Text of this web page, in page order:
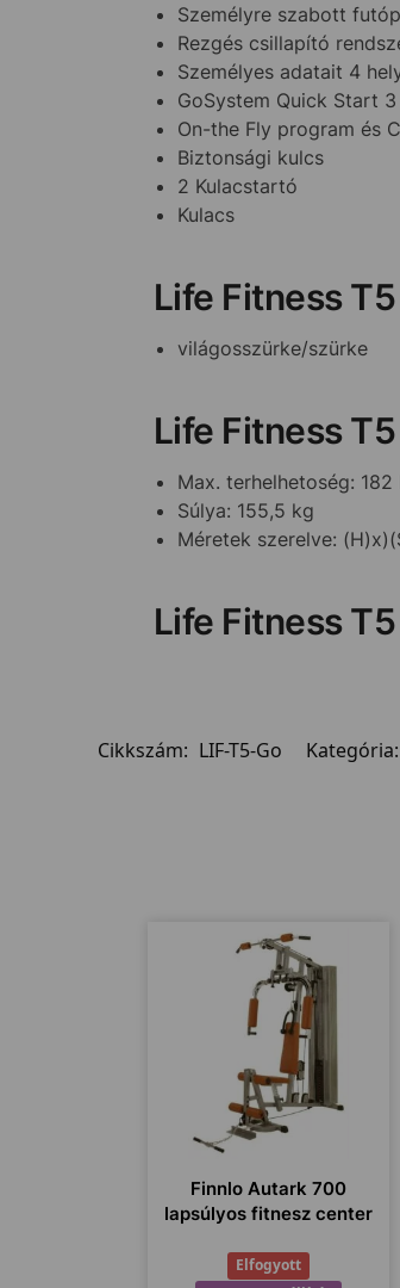
Személyre szabott
Rezgés csillapító
Személyes adatait 4
GoSystem Quick Start
On-the Fly program és
Biztonsági kulcs
2 Kulacstartó
Kulacs
Life Fitness
világosszürke/szürke
Life Fitness
Max. terhelhetoség: 182
Súlya: 155,5 kg
Méretek szerelve:
Life Fitness
Cikkszám: LIF-T5-Go Kategória:
Finnlo Autark 700
lapsúlyos fitnesz center
Elfogyott